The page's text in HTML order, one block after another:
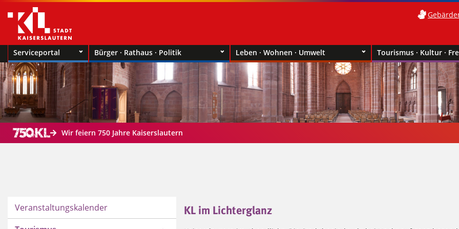
Serviceportal Bürger · Rathaus · Politik Leben · Wohnen · Umwelt Tourismus · Kultur ·
Wir feiern 750 Jahre Kaiserslautern
Veranstaltungskalender
KL im Lichterglanz